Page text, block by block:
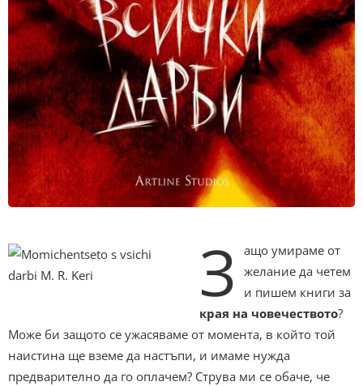
З
ащо умираме от
желание да четем
и пишем книги за
края на човечеството?
Може би защото се ужасяваме от момента, в който той
наистина ще вземе да настъпи, и имаме нужда
предварително да го оплачем? Струва ми се обаче, че